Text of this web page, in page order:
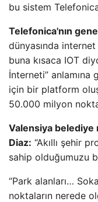
bu sistem
Telefonica'nın
dünyasında
buna kısaca IOT
İnterneti” anlamına
için bir platform
50.000 milyon
Valensiya belediye
Diaz: “Akıllı şehir
sahip olduğumuzu
“Park alanları…
noktaların nerede